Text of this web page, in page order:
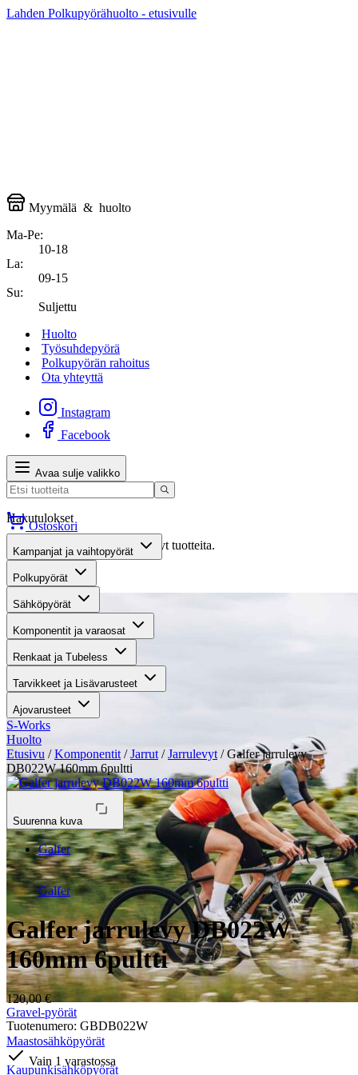
Lahden Polkupyörähuolto - etusivulle
Myymälä & huolto
Ma-Pe:
10-18
La:
09-15
Su:
Suljettu
Huolto
Työsuhdepyörä
Polkupyörän rahoitus
Ota yhteyttä
Instagram
Facebook
Avaa sulje valikko
Hakutulokset
Valitettavasti haullasi ei löytynyt tuotteita.
Suositut osastot
Gravel-pyörät
Maastosähköpyörät
Kaupunkisähköpyörät
Ostoskori
Kampanjat ja vaihtopyörät
Polkupyörät
Sähköpyörät
Komponentit ja varaosat
Renkaat ja Tubeless
Tarvikkeet ja Lisävarusteet
Ajovarusteet
S-Works
Huolto
Etusivu /Komponentit /Jarrut /Jarrulevyt / Galfer jarrulevy
DB022W 160mm 6pultti
Suurenna kuva
Galfer
Galfer
Galfer jarrulevy DB022W
160mm 6pultti
120,00€
Tuotenumero: GBDB022W
Vain 1 varastossa